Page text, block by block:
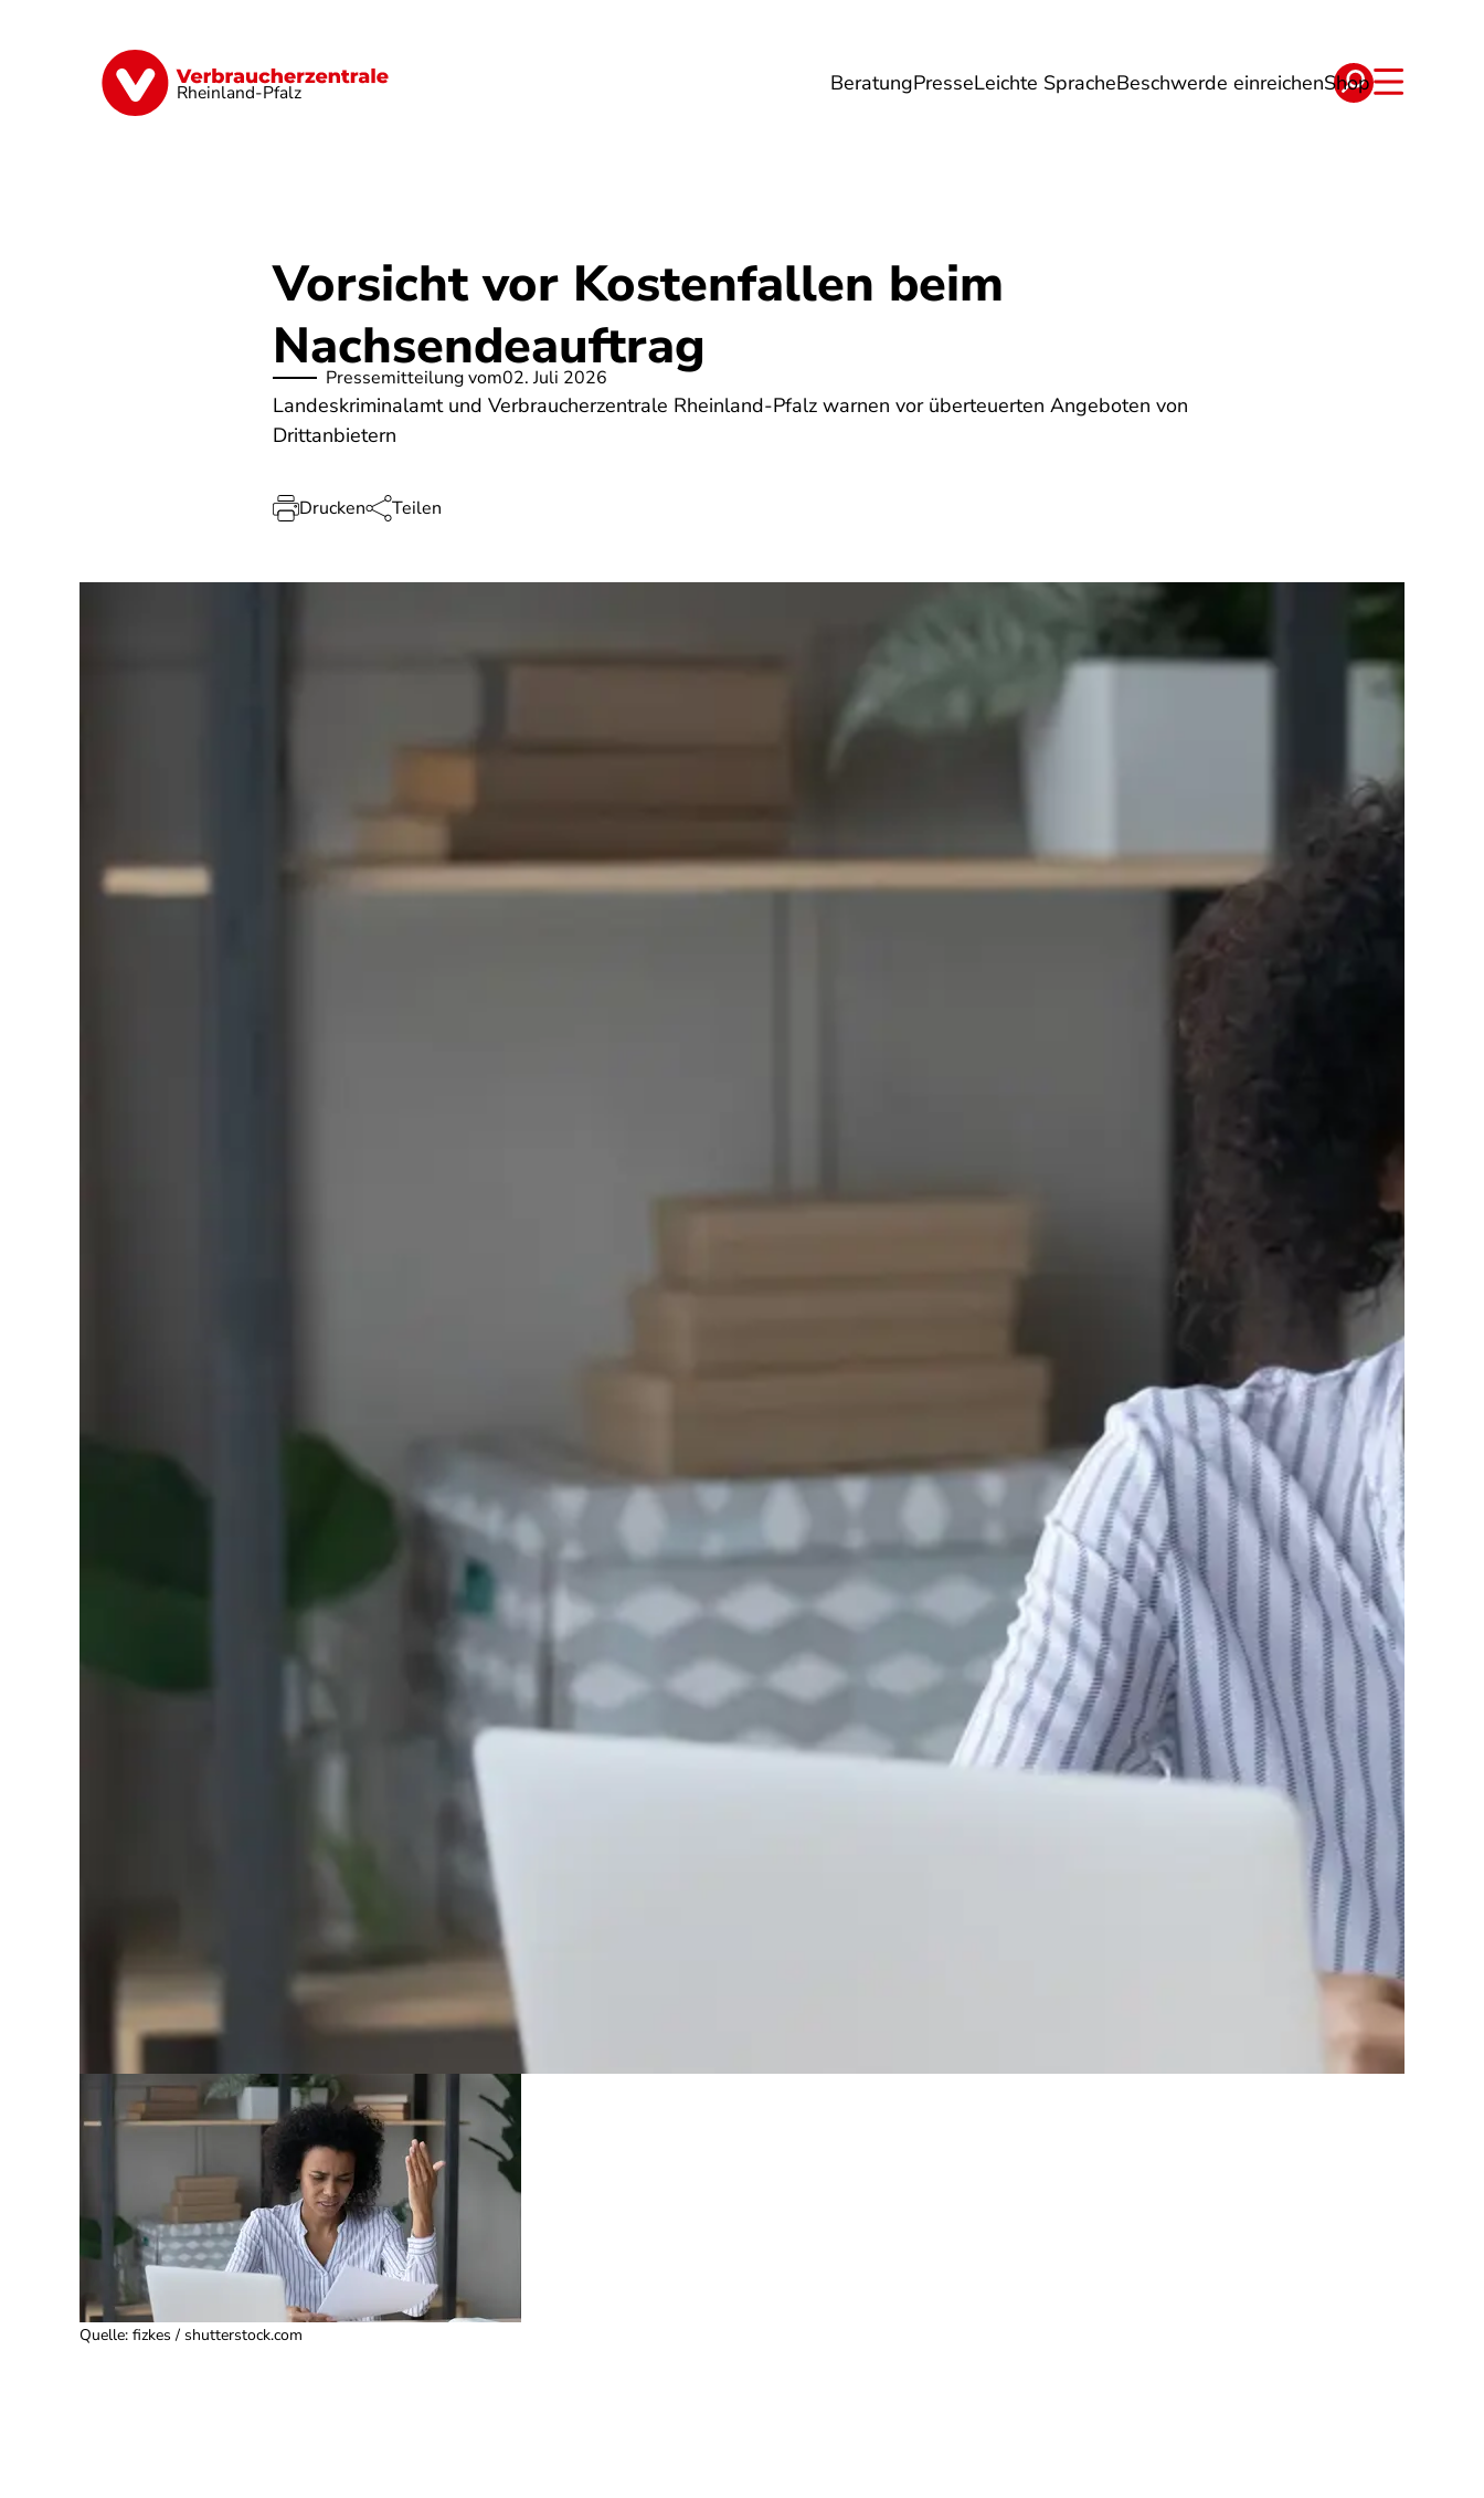
Rheinland-Pfalz BeratungPresseLeichte SpracheBeschwerde einreichenShop
Digitales Finanzen & Versicherung Gesundheit & Pflege Energie Reise Verträge
Vorsicht vor Kostenfallen beim
Nachsendeauftrag
Pressemitteilung vom02. Juli 2026
Landeskriminalamt und Verbraucherzentrale Rheinland-Pfalz warnen vor überteuerten Angeboten von
Drittanbietern
Drucken Teilen
Quelle: fizkes / shutterstock.com